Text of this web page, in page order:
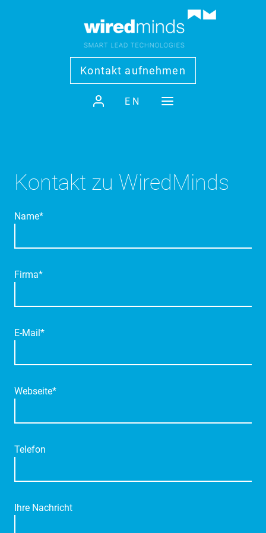
Kontakt aufnehmen
EN
Kontakt zu WiredMinds
Name*
Firma*
E-Mail*
Webseite*
Telefon
Ihre Nachricht